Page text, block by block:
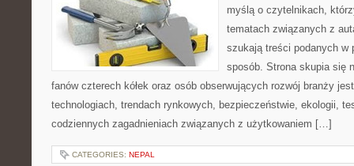
myślą o czytelnikach,
tematach związanych z
szukają treści podanych w
sposób. Strona skupia się
fanów czterech kółek oraz osób obserwujących rozwój branży
technologiach, trendach rynkowych, bezpieczeństwie, ekologii,
codziennych zagadnieniach związanych z użytkowaniem […]
CATEGORIES: NEPAL